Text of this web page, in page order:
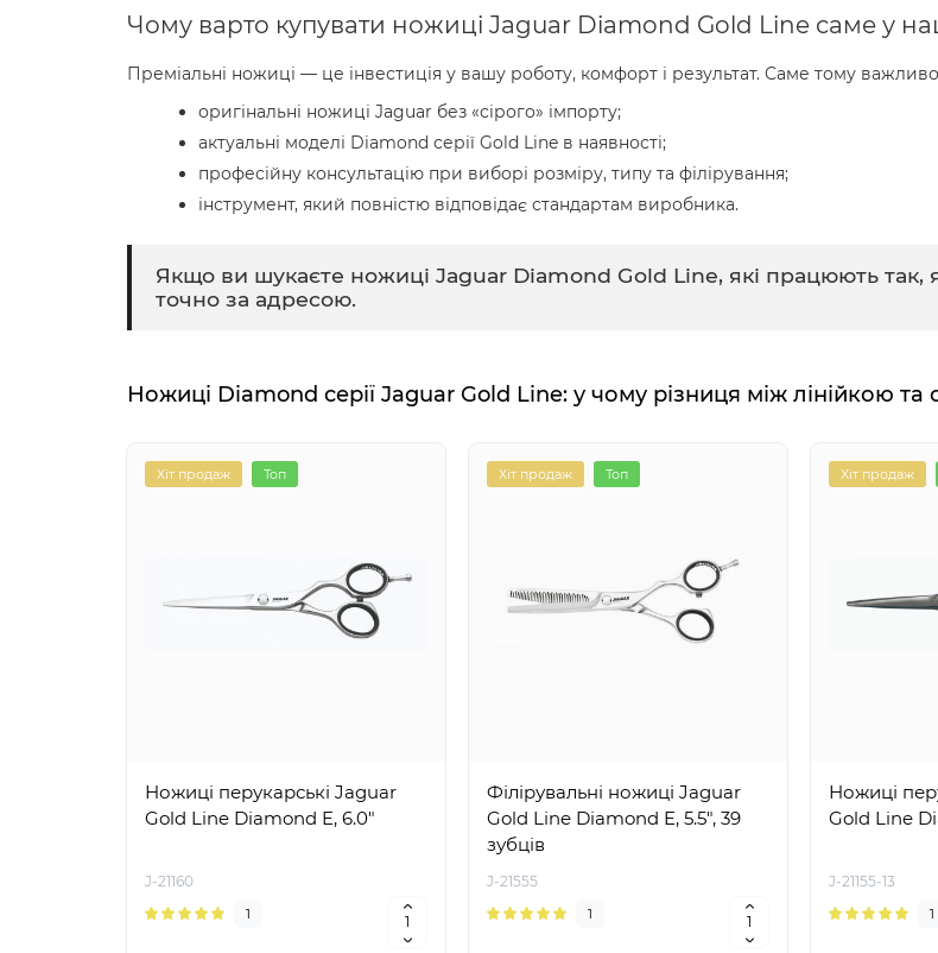
Чому варто купувати ножиці Jaguar Diamond Gold Line саме у
Преміальні ножиці — це інвестиція у вашу роботу, комфорт і результат. Саме тому важливо
оригінальні ножиці Jaguar без «сірого» імпорту;
актуальні моделі Diamond серії Gold Line в наявності;
професійну консультацію при виборі розміру, типу та філірування;
інструмент, який повністю відповідає стандартам виробника.
Якщо ви шукаєте ножиці Jaguar Diamond Gold Line, які працюють
точно за адресою.
Ножиці Diamond серії Jaguar Gold Line: у чому різниця між лінійкою
Хіт продаж Топ
Ножиці перукарські Jaguar
Gold Line Diamond E, 6.0"
J-21160
1
Хіт продаж Топ
Філірувальні ножиці Jaguar
Gold Line Diamond E, 5.5", 39
зубців
J-21555
1
Хіт продаж
Ножиці
Gold Line
J-21155-13
1